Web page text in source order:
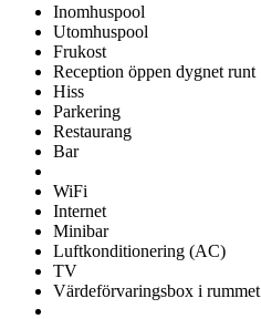
Inomhuspool
Utomhuspool
Frukost
Reception öppen dygnet runt
Hiss
Parkering
Restaurang
Bar
WiFi
Internet
Minibar
Luftkonditionering (AC)
TV
Värdeförvaringsbox i rummet